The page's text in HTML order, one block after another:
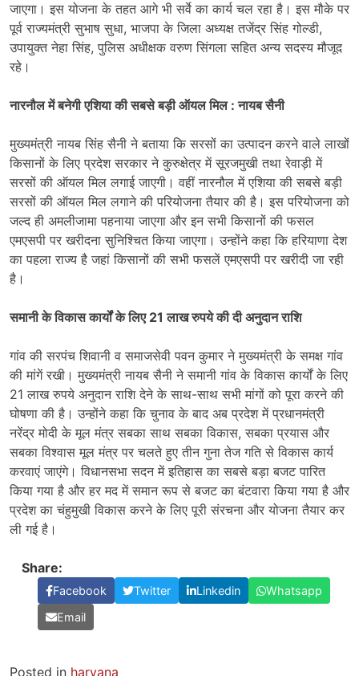
जाएगा। इस योजना के तहत आगे भी सर्वे का कार्य चल रहा है। इस मौके पर
पूर्व राज्यमंत्री सुभाष सुधा, भाजपा के जिला अध्यक्ष तजेंद्र सिंह गोल्डी,
उपायुक्त नेहा सिंह, पुलिस अधीक्षक वरुण सिंगला सहित अन्य सदस्य मौजूद
रहे।
नारनौल में बनेगी एशिया की सबसे बड़ी ऑयल मिल : नायब सैनी
मुख्यमंत्री नायब सिंह सैनी ने बताया कि सरसों का उत्पादन करने वाले लाखों
किसानों के लिए प्रदेश सरकार ने कुरुक्षेत्र में सूरजमुखी तथा रेवाड़ी में
सरसों की ऑयल मिल लगाई जाएगी। वहीं नारनौल में एशिया की सबसे बड़ी
सरसों की ऑयल मिल लगाने की परियोजना तैयार की है। इस परियोजना को
जल्द ही अमलीजामा पहनाया जाएगा और इन सभी किसानों की फसल
एमएसपी पर खरीदना सुनिश्चित किया जाएगा। उन्होंने कहा कि हरियाणा देश
का पहला राज्य है जहां किसानों की सभी फसलें एमएसपी पर खरीदी जा रही
है।
समानी के विकास कार्यों के लिए 21 लाख रुपये की दी अनुदान राशि
गांव की सरपंच शिवानी व समाजसेवी पवन कुमार ने मुख्यमंत्री के समक्ष गांव
की मांगें रखी। मुख्यमंत्री नायब सैनी ने समानी गांव के विकास कार्यों के लिए
21 लाख रुपये अनुदान राशि देने के साथ-साथ सभी मांगों को पूरा करने की
घोषणा की है। उन्होंने कहा कि चुनाव के बाद अब प्रदेश में प्रधानमंत्री
नरेंद्र मोदी के मूल मंत्र सबका साथ सबका विकास, सबका प्रयास और
सबका विश्वास मूल मंत्र पर चलते हुए तीन गुना तेज गति से विकास कार्य
करवाएं जाएंगे। विधानसभा सदन में इतिहास का सबसे बड़ा बजट पारित
किया गया है और हर मद में समान रूप से बजट का बंटवारा किया गया है और
प्रदेश का चंहुमुखी विकास करने के लिए पूरी संरचना और योजना तैयार कर
ली गई है।
Share:
Facebook Twitter Linkedin
Whatsapp
Email
Posted in haryana